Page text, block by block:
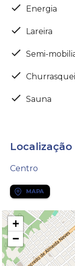
Energia
Lareira
Semi-
Sauna
Localização
Centro
MAPA
+
−